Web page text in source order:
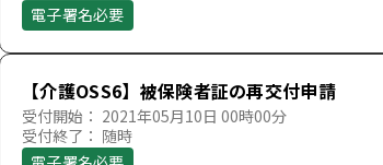
電子署名必要
【介護OSS6】被保険者証の再交付申請
受付開始： 2021年05月10日 00時00分
受付終了： 随時